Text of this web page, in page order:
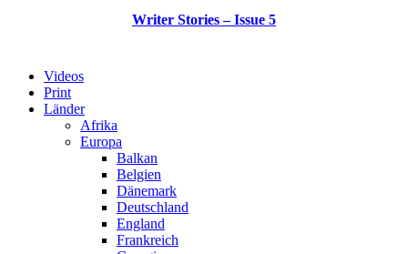
Writer Stories – Issue 5
Videos
Print
Länder
Afrika
Europa
Balkan
Belgien
Dänemark
Deutschland
England
Frankreich